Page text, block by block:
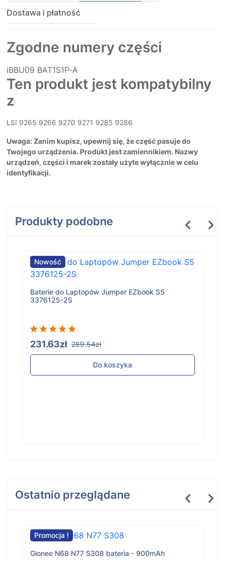
Dostawa i płatność
Zgodne numery części
iBBU09 BAT1S1P-A
Ten produkt jest kompatybilny
z
LSI 9265 9266 9270 9271 9285 9286
Uwaga: Zanim kupisz, upewnij się, że część pasuje do
Twojego urządzenia. Produkt jest zamiennikiem. Nazwy
urządzeń, części i marek zostały użyte wyłącznie w celu
identyfikacji.
Produkty podobne
Nowość
Baterie do Laptopów Jumper EZbook S5
3376125-2S
231.63zł 289.54zł
Do koszyka
Ostatnio przeglądane
Promocja !
Gionee N68 N77 S308 bateria - 900mAh